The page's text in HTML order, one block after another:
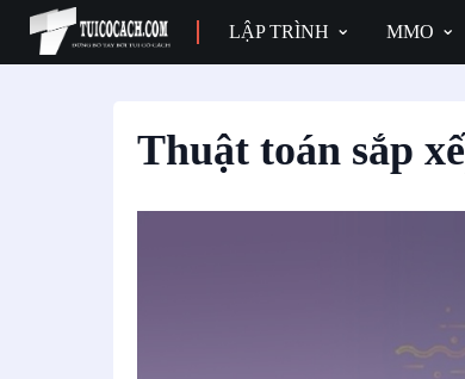
LẬP TRÌNH MMO
Thuật toán sắp